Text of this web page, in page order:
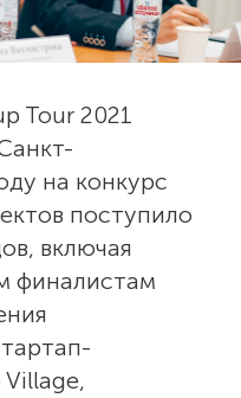
Tour 2021
на конкурс
поступило
включая
финалистам